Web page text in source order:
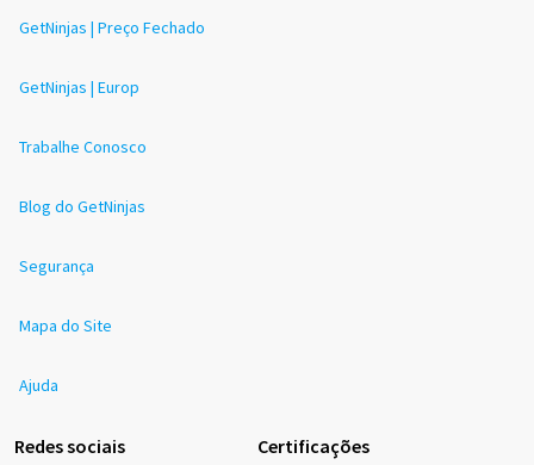
GetNinjas | Preço Fechado
GetNinjas | Europ
Trabalhe Conosco
Blog do GetNinjas
Segurança
Mapa do Site
Ajuda
Redes sociais Certificações